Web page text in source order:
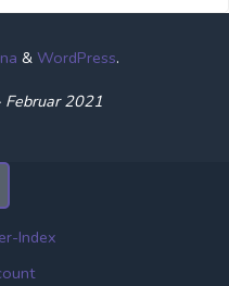
& WordPress.
2021
Index